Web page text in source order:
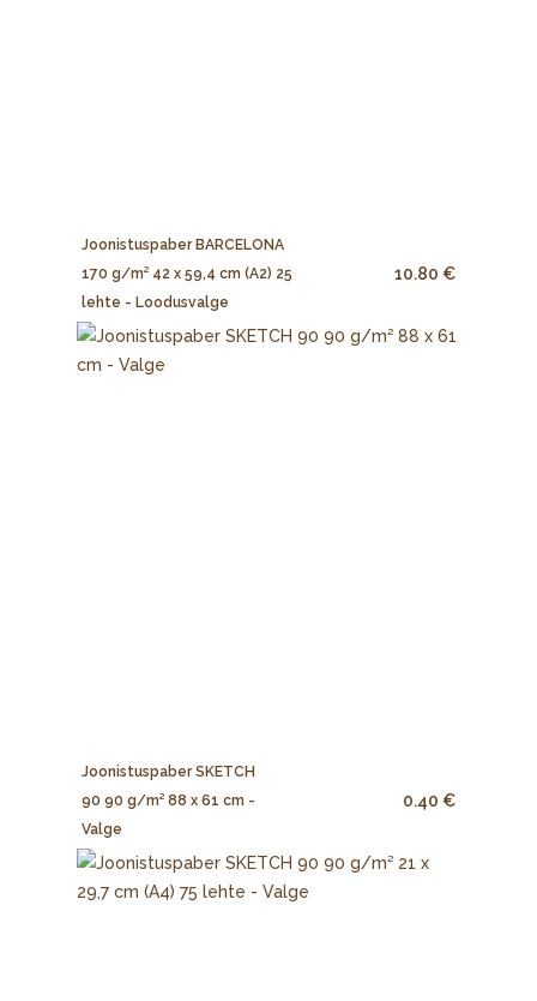
Joonistuspaber BARCELONA
170 g/m² 42 x 59,4 cm (A2) 25
lehte - Loodusvalge
10.80 €
Joonistuspaber SKETCH
90 90 g/m² 88 x 61 cm -
Valge
0.40 €